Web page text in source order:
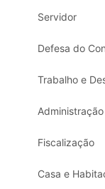
Servidor
Defesa do
Fiscalização
Casa e